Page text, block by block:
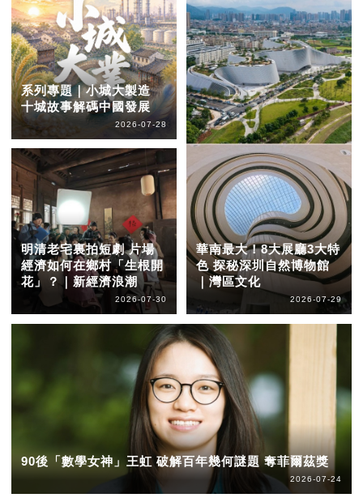
系列專題｜小城大製造
十城故事解碼中國發展
2026-07-28
明清老宅裏拍短劇 片場
經濟如何在鄉村「生根開
花」？｜新經濟浪潮
2026-07-30
華南最大！8大展廳3大特
色 探秘深圳自然博物館
｜灣區文化
2026-07-29
90後「數學女神」王虹 破解百年幾何謎題 奪菲爾茲獎
2026-07-24